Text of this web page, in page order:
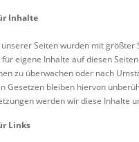
Inhalte
Seiten wurden mit
für eigene Inhalte auf diesen
zu überwachen oder nach
Gesetzen bleiben hiervon
werden wir diese Inhalte
Links